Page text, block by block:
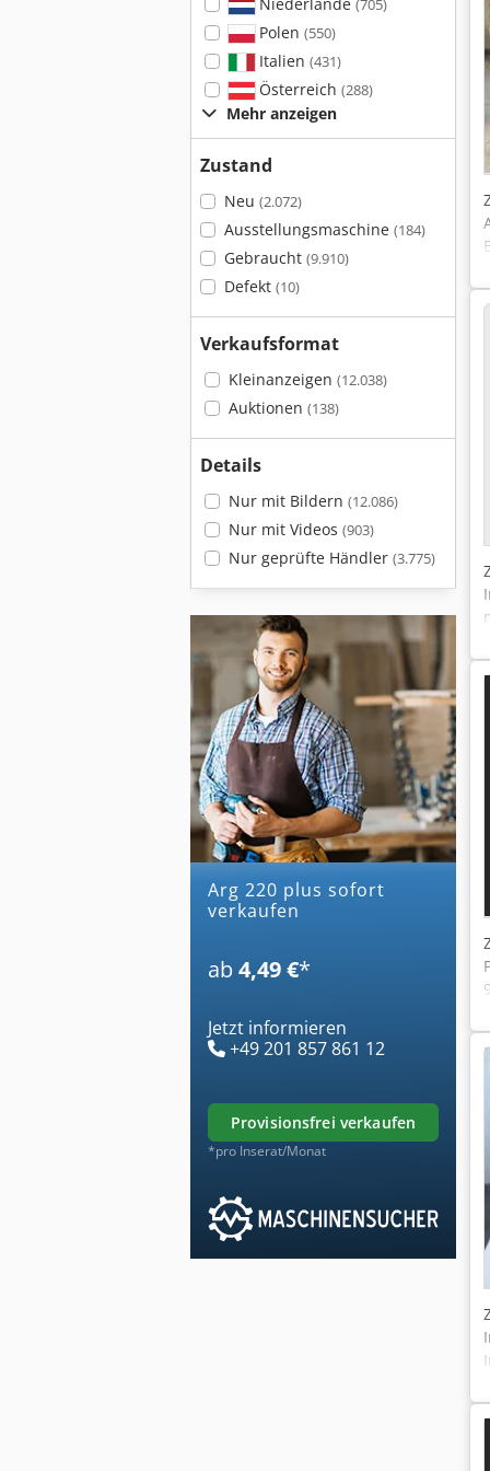
(705)
Polen (550)
Italien (431)
Österreich (288)
Mehr anzeigen
Zustand
Neu (2.072)
Ausstellungsmaschine (184)
Gebraucht (9.910)
Defekt (10)
Verkaufsformat
Kleinanzeigen (12.038)
Auktionen (138)
Details
Nur mit Bildern (12.086)
Nur mit Videos (903)
Nur geprüfte Händler (3.775)
arg 220 plus sofort
verkaufen
ab 4,49 €*
Jetzt informieren
+49 201 857 861 12
provisionsfrei verkaufen
*pro Inserat/Monat